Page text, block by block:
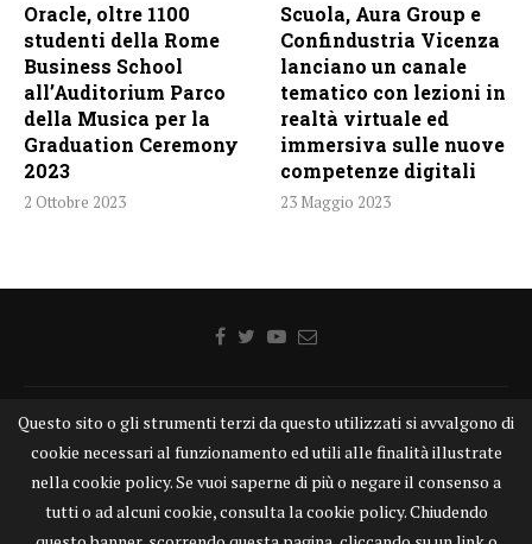
Oracle, oltre 1100
studenti della Rome
Business School
all’Auditorium Parco
della Musica per la
Graduation Ceremony
2023
2 Ottobre 2023
Scuola, Aura Group e
Confindustria Vicenza
lanciano un canale
tematico con lezioni in
realtà virtuale ed
immersiva sulle nuove
competenze digitali
23 Maggio 2023
Home Chi siamo Disclaimer Cookie Contatti
Privacy Policy KONGTV
KONGnews ©KONG Comunicazione s.r.l. - P.IVA: 15049871005
Alcune delle foto pubblicate su KONGnews.it sono state prese da Internet,
Questo sito o gli strumenti terzi da questo utilizzati si avvalgono di
cookie necessari al funzionamento ed utili alle finalità illustrate
nella cookie policy. Se vuoi saperne di più o negare il consenso a
tutti o ad alcuni cookie, consulta la cookie policy. Chiudendo